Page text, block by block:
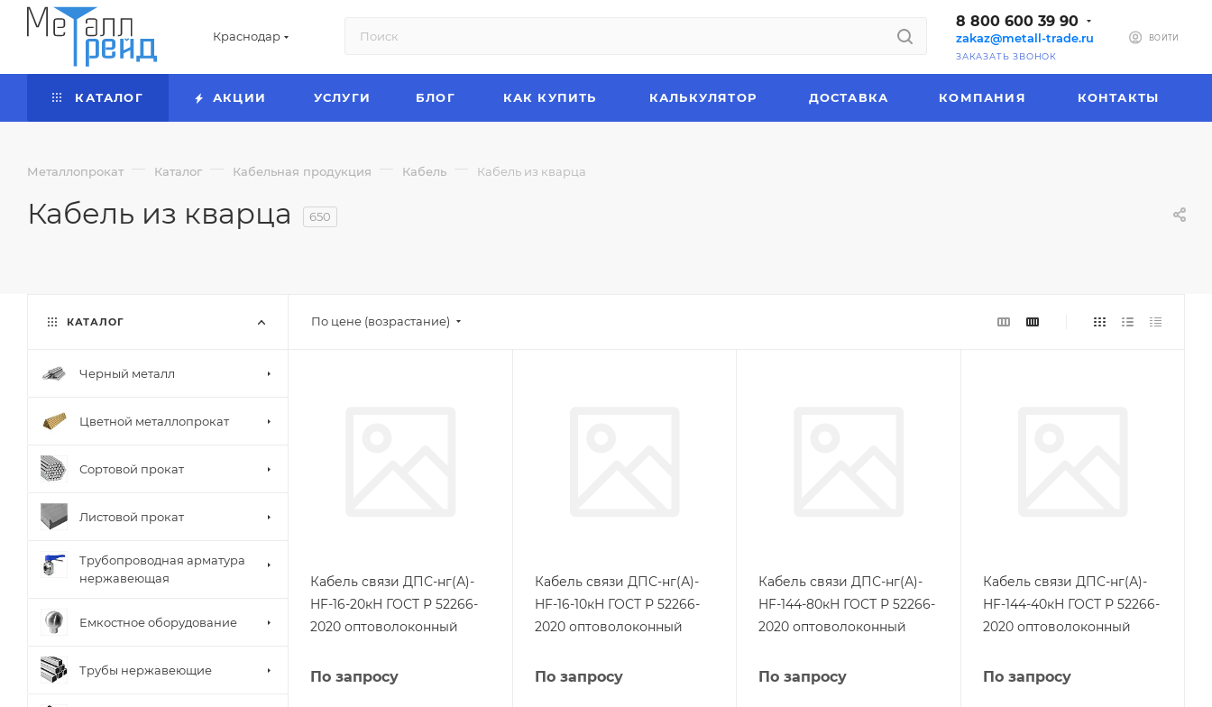
Краснодар
8 800 600 39 90
zakaz@metall-trade.ru
ЗАКАЗАТЬ ЗВОНОК
ВОЙТИ
КАТАЛОГ АКЦИИ УСЛУГИ БЛОГ КАК КУПИТЬ КАЛЬКУЛЯТОР ДОСТАВКА КОМПАНИЯ КОНТАКТЫ
Металлопрокат — Каталог — Кабельная продукция — Кабель — Кабель из кварца
Кабель из кварца 650
По цене (возрастание)
Кабель связи ДПС-нг(А)-
HF-16-20кН ГОСТ Р 52266-
2020 оптоволоконный
По запросу
Кабель связи ДПС-нг(А)-
HF-16-10кН ГОСТ Р 52266-
2020 оптоволоконный
По запросу
Кабель связи ДПС-нг(А)-
HF-144-80кН ГОСТ Р 52266-
2020 оптоволоконный
По запросу
Кабель связи ДПС-нг(А)-
HF-144-40кН ГОСТ Р 52266-
2020 оптоволоконный
По запросу
КАТАЛОГ
Черный металл
Цветной металлопрокат
Сортовой прокат
Листовой прокат
Трубопроводная арматура
нержавеющая
Емкостное оборудование
Трубы нержавеющие